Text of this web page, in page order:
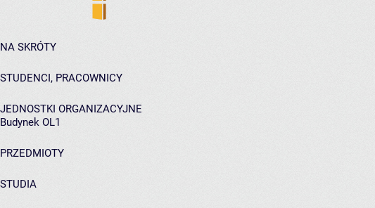
NA SKRÓTY
STUDENCI, PRACOWNICY
JEDNOSTKI ORGANIZACYJNE
Budynek OL1
PRZEDMIOTY
STUDIA